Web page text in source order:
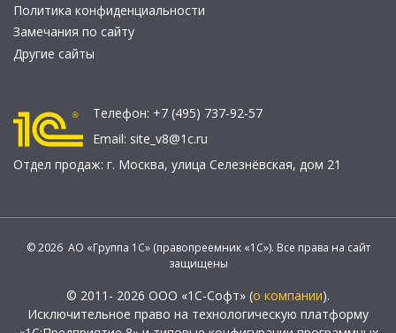
Политика конфиденциальности
Замечания по сайту
Другие сайты
Телефон: +7 (495) 737-92-57
Email: site_v8@1c.ru
Отдел продаж: г. Москва, улица Селезнёвская, дом 21
© 2026 АО «Группа 1С» (правопреемник «1С»). Все права на сайт
защищены
© 2011- 2026 ООО «1С-Софт» (о компании).
Исключительное право на технологическую платформу